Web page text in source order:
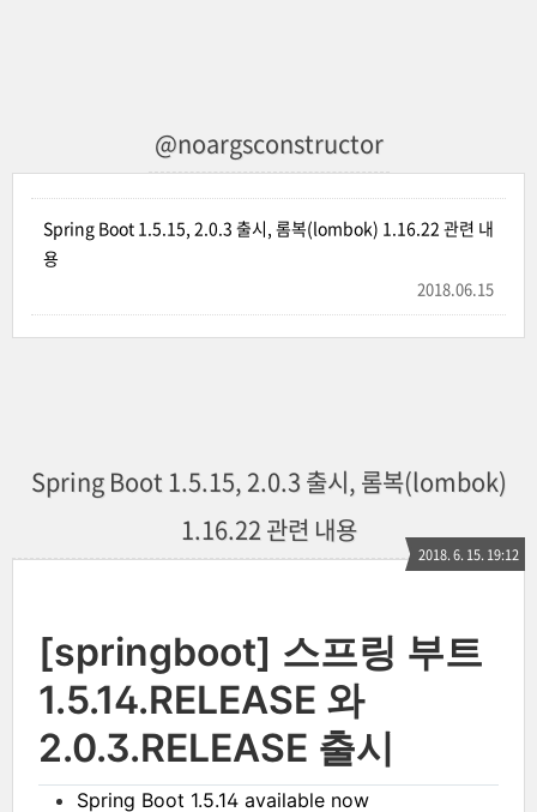
@noargsconstructor
Spring Boot 1.5.15, 2.0.3 출시, 롬복(lombok) 1.16.22 관련 내
용
2018.06.15
Spring Boot 1.5.15, 2.0.3 출시, 롬복(lombok)
1.16.22 관련 내용
2018. 6. 15. 19:12
[springboot] 스프링 부트
1.5.14.RELEASE 와
2.0.3.RELEASE 출시
Spring Boot 1.5.14 available now